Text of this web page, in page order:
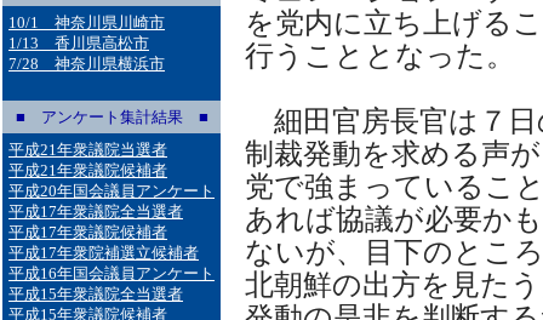
10/1 神奈川県川崎市
1/13 香川県高松市
7/28 神奈川県横浜市
■ アンケート集計結果 ■
平成21年衆議院当選者
平成21年衆議院候補者
平成20年国会議員アンケート
平成17年衆議院全当選者
平成17年衆議院候補者
平成17年衆院補選立候補者
平成16年国会議員アンケート
平成15年衆議院全当選者
平成15年衆議院候補者
を党内に立ち上げる
行うこととなった。
細田官房長官は７日
制裁発動を求める声
党で強まっているこ
あれば協議が必要か
ないが、目下のとこ
北朝鮮の出方を見た